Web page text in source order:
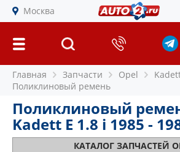
Москва
Главная Запчасти Opel
Поликлиновый ремень
Поликлиновый
Kadett E 1.8 i 1985 -
КАТАЛОГ ЗАПЧАСТЕЙ